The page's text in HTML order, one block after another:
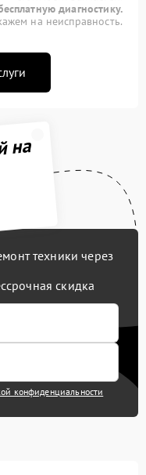
диагностику.
на неисправность.
на
техники через
скидка
конфиденциальности